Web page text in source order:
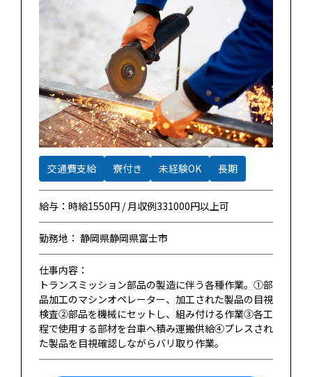
交通費支給 寮付き 未経験OK 長期
給与：時給1550円 / 月収例331000円以上可
勤務地： 静岡県静岡県富士市
仕事内容：
トランスミッション部品の製造に伴う各種作業。①部
品加工のマシンオペレーター、加工された製品の目視
検査②部品を機械にセットし、組み付ける作業③各工
程で使用する部材を台車へ積み運搬供給④プレスされ
た製品を目視確認しながらバリ取り作業。